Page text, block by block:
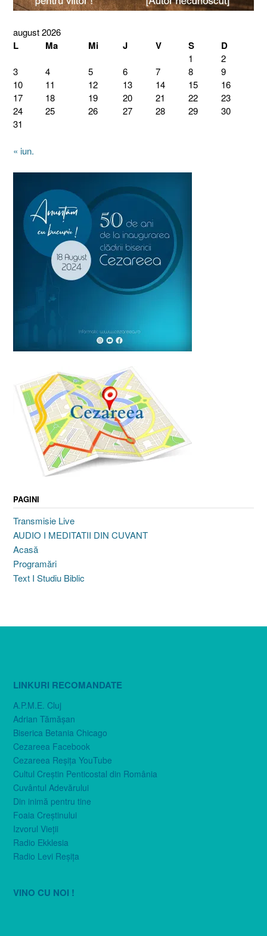
august 2026
L Ma Mi J V S D
1
2
3
4 5 6 7 8
9
10
11 12 13 14 15
16
17
18 19 20 21 22
23
24
25 26 27 28 29
30
31
« iun.
PAGINI
Transmisie Live
AUDIO I MEDITATII DIN CUVANT
Acasă
Programări
Text I Studiu Biblic
LINKURI RECOMANDATE
A.P.M.E. Cluj
Adrian Tămăşan
Biserica Betania Chicago
Cezareea Facebook
Cezareea Reşiţa YouTube
Cultul Creştin Penticostal din România
Cuvântul Adevărului
Din inimă pentru tine
Foaia Creştinului
Izvorul Vieţii
Radio Ekklesia
Radio Levi Reşiţa
VINO CU NOI !